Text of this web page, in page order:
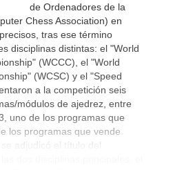
de Ordenadores de la
Chess Association) en
tras ese término
disciplinas distintas: el "World
(WCCC), el "World
(WCSC) y el "Speed
a la competición seis
módulos de ajedrez, entre
uno de los programas que
los programas que vende
adjudicó el título del